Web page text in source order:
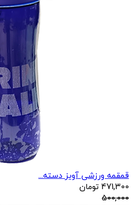
قمقمه ورزشی آویز دسته...
471,300 تومان
500,000